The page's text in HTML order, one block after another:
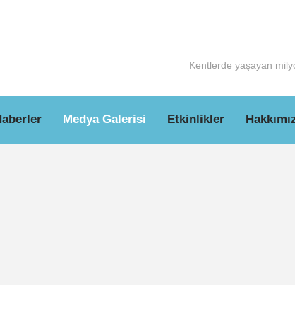
Kentlerde yaşayan
Medya Galerisi Etkinlikler